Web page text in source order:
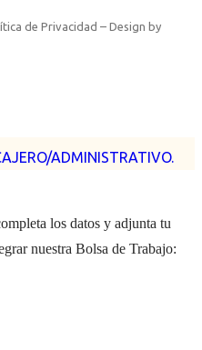
ADMINISTRATIVO.
de Privacidad – Design by
los datos y adjunta tu
nuestra Bolsa de Trabajo: